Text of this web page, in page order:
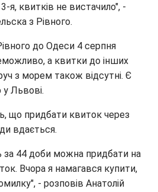
я, квитків не вистачило", -
з Рівного.
до Одеси 4 серпня
а квитки до інших
з морем також відсутні. Є
Львові.
що придбати квиток через
вдається.
за 44 доби можна придбати на
Вчора я намагався купити,
- розповів Анатолій